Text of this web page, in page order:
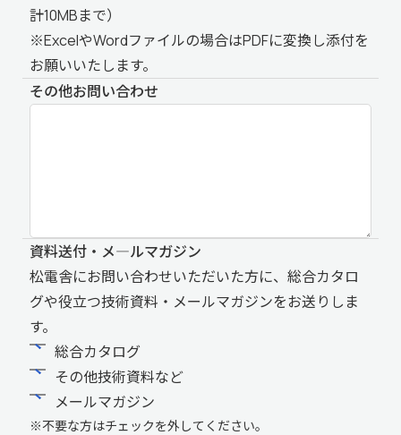
計10MBまで）
※ExcelやWordファイルの場合はPDFに変換し添付を
お願いいたします。
その他お問い合わせ
資料送付・メ―ルマガジン
松電舎にお問い合わせいただいた方に、総合カタロ
グや役立つ技術資料・メールマガジンをお送りしま
す。
総合カタログ
その他技術資料など
メールマガジン
※不要な方はチェックを外してください。